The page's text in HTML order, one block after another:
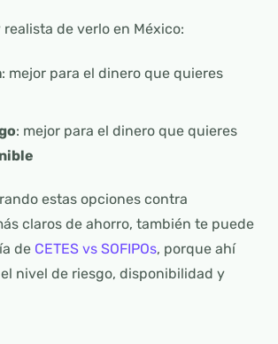
de verlo en México:
: mejor para el dinero que quieres
: mejor para el dinero que quieres
estas opciones contra
claros de ahorro, también te puede
de CETES vs SOFIPOs, porque ahí
nivel de riesgo, disponibilidad y